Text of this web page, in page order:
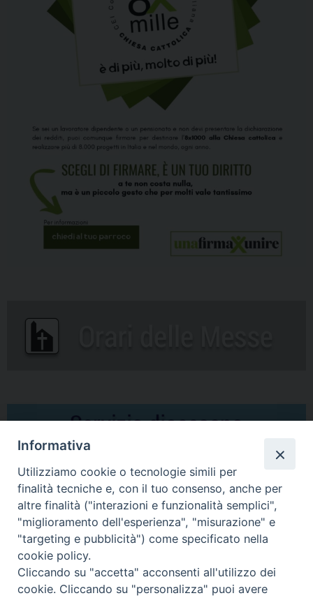
Comunicati Stampa
Il cordoglio dei Vescovi di Puglia per la morte di S.E.R. Mons. Agostino
Superbo
Nasce la Consulta Diocesana delle Aggregazioni Laicali di Castellaneta
Informativa
Utilizziamo cookie o tecnologie simili per
finalità tecniche e, con il tuo consenso, anche per
altre finalità ("interazioni e funzionalità semplici",
"miglioramento dell'esperienza", "misurazione" e
"targeting e pubblicità") come specificato nella
cookie policy.
Cliccando su "accetta" acconsenti all'utilizzo dei
cookie. Cliccando su "personalizza" puoi avere